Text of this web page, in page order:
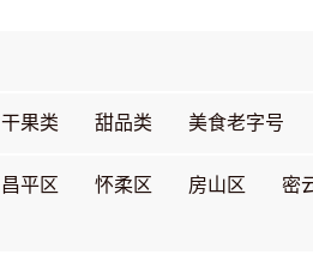
干果类 甜品类 美食老字号
昌平区 怀柔区 房山区 密